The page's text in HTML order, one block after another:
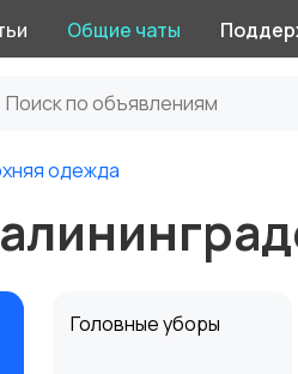
Общие чаты
одежда
Головные уборы